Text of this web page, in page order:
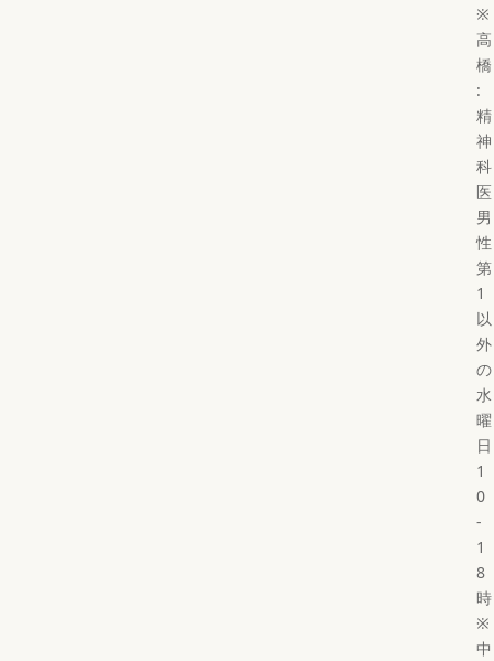
※
高
橋
:
精
神
科
医
男
性
第
1
以
外
の
水
曜
日
1
0
-
1
8
時
※
中